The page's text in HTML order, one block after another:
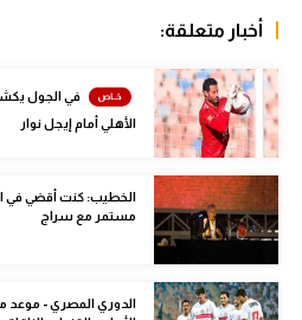
الوطن العربي
في المونديال
رياضة نسائية
أمريكا
ركن الألعاب
أخبار متعلقة:
في الجول
الأهلي أمام إيجل نوار
مستمر مع سراج
الدوري المصري - موعد